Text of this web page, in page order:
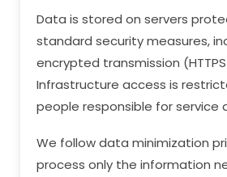
Data is stored on servers
standard security measures,
encrypted transmission
Infrastructure access is
people responsible for service
We follow data minimization
process only the information